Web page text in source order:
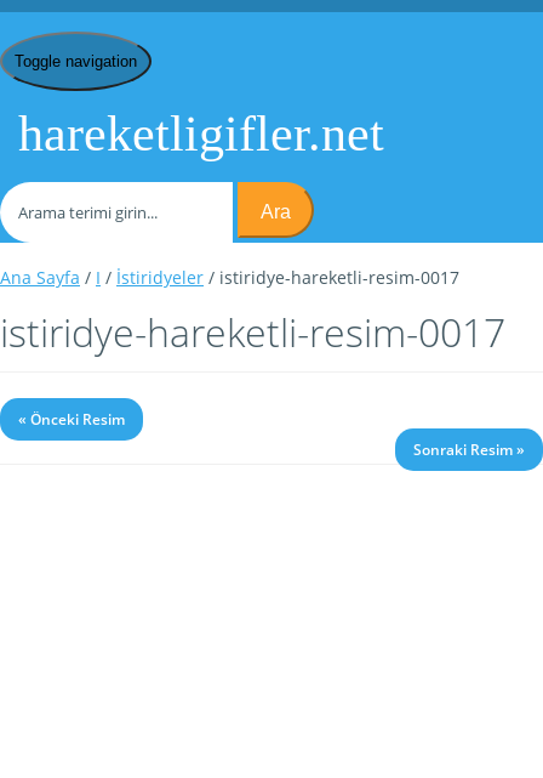
Toggle navigation
hareketligifler.net
Ara
Ana Sayfa / I / İstiridyeler / istiridye-hareketli-resim-0017
istiridye-hareketli-resim-0017
« Önceki Resim
Sonraki Resim »